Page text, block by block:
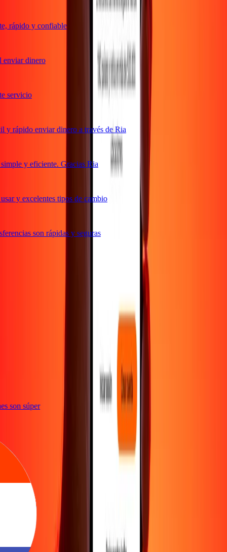
rápido y confiable
dinero
rápido enviar dinero a través de Ria
y eficiente. Gracias Ria
y excelentes tipos de cambio
son rápidas y seguras
son súper